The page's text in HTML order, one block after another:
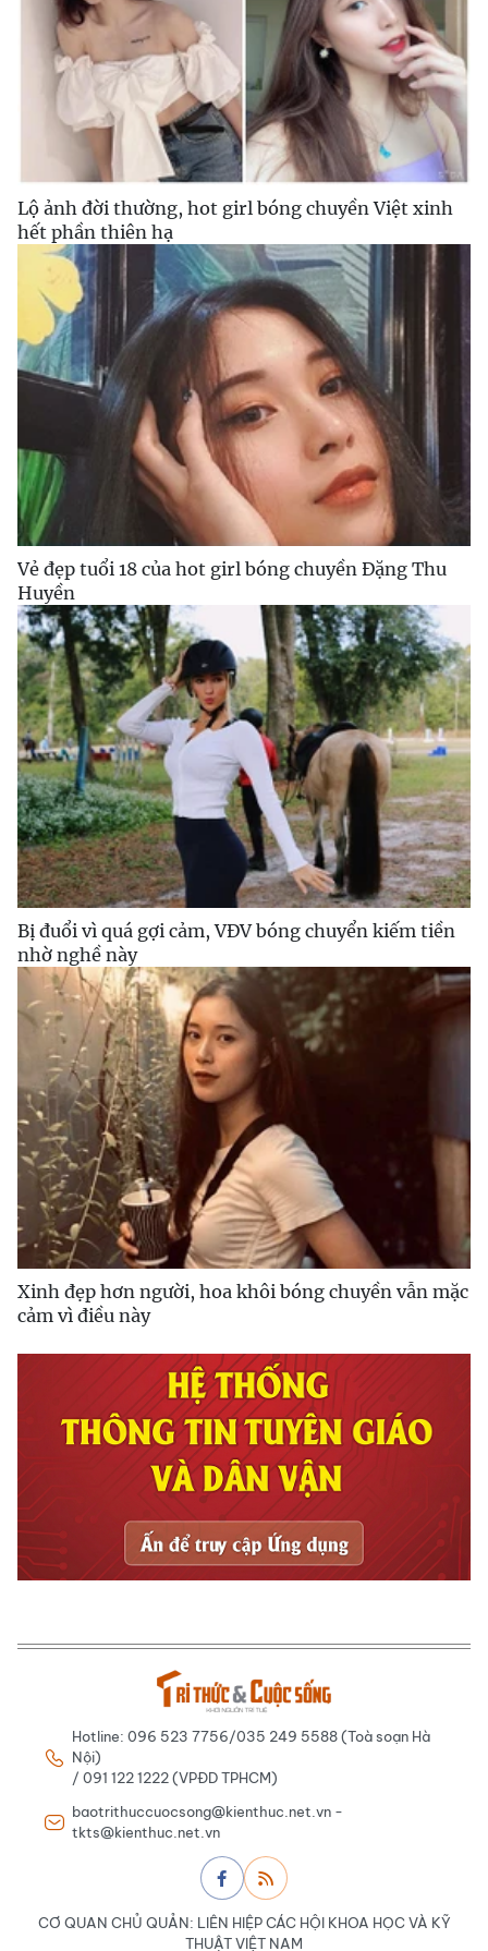
Lộ ảnh đời thường, hot girl bóng chuyền Việt xinh
hết phần thiên hạ
Vẻ đẹp tuổi 18 của hot girl bóng chuyền Đặng Thu
Huyền
Bị đuổi vì quá gợi cảm, VĐV bóng chuyển kiếm tiền
nhờ nghề này
Xinh đẹp hơn người, hoa khôi bóng chuyền vẫn mặc
cảm vì điều này
Hotline: 096 523 7756/035 249 5588 (Toà soạn Hà
Nội)
/ 091 122 1222 (VPĐD TPHCM)
baotrithuccuocsong@kienthuc.net.vn -
tkts@kienthuc.net.vn
CƠ QUAN CHỦ QUẢN: LIÊN HIỆP CÁC HỘI KHOA HỌC VÀ KỸ
THUẬT VIỆT NAM